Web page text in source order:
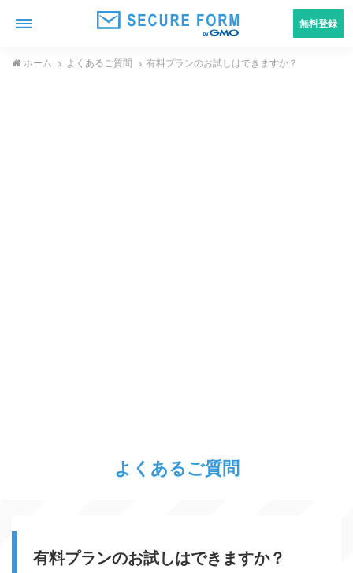
無料登録
ホーム よくあるご質問 有料プランのお試しはできますか？
よくあるご質問
有料プランのお試しはできますか？